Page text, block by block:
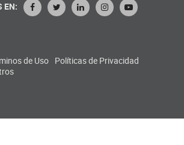
EN:
de Uso Políticas de Privacidad